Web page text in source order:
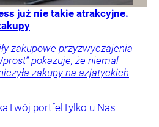
już nie takie atrakcyjne.
zakupowe przyzwyczajenia
pokazuje, że niemal
zakupy na azjatyckich
Twój portfelTylko u Nas